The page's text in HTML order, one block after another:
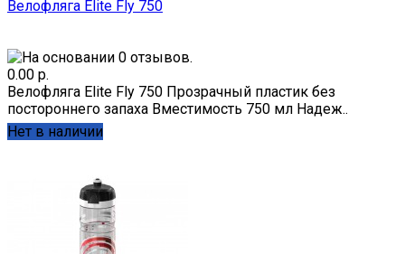
Велофляга Elite Fly 750
0.00 р.
Велофляга Elite Fly 750 Прозрачный пластик без
постороннего запаха Вместимость 750 мл Надеж..
Нет в наличии